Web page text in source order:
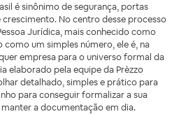
é sinônimo de segurança, portas
No centro desse processo
Jurídica, mais conhecido como
como um simples número, ele é, na
empresa para o universo formal da
elaborado pela equipe da Prèzzo
detalhado, simples e prático para
para conseguir formalizar a sua
a documentação em dia.